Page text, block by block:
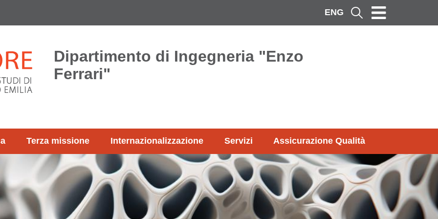
ENG Cerca
Dipartimento di Ingegneria "Enzo
Ferrari"
Terza missione Internazionalizzazione Servizi
Assicurazione Qualità